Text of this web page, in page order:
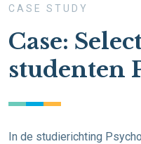
CASE STUDY
Case:
studenten
In de studierichting